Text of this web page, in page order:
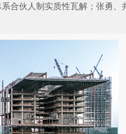
合伙人制实质性瓦解；张勇、